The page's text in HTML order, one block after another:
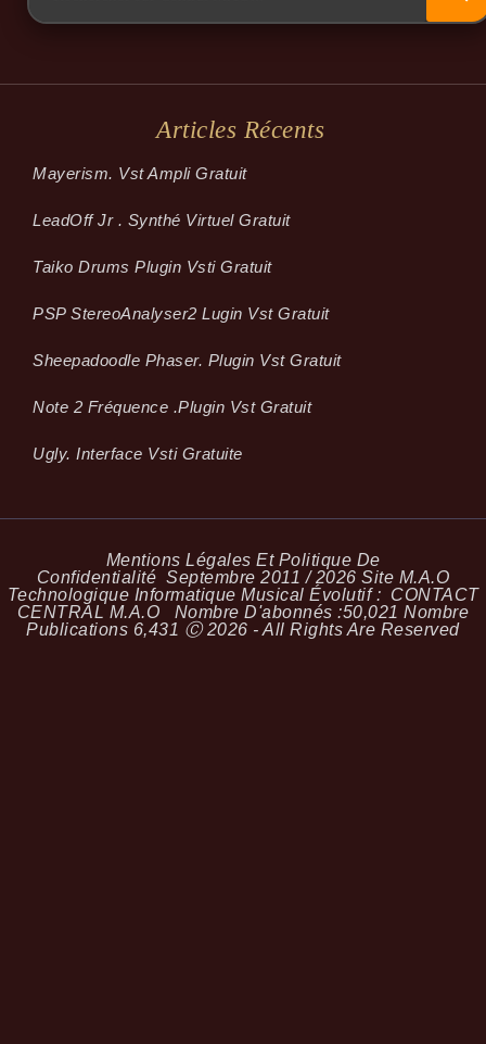
Articles Récents
Mayerism. Vst Ampli Gratuit
LeadOff Jr . Synthé Virtuel Gratuit
Taiko Drums Plugin Vsti Gratuit
PSP StereoAnalyser2 Lugin Vst Gratuit
Sheepadoodle Phaser. Plugin Vst Gratuit
Note 2 Fréquence .plugin Vst Gratuit
Ugly. Interface Vsti Gratuite
Mentions Légales Et Politique De
Confidentialité Septembre 2011 / 2026 Site M.A.O
Technologique Informatique Musical Évolutif : CONTACT
CENTRAL M.A.O Nombre D'abonnés :50,021 Nombre
Publications 6,431 Ⓒ 2026 - All Rights Are Reserved